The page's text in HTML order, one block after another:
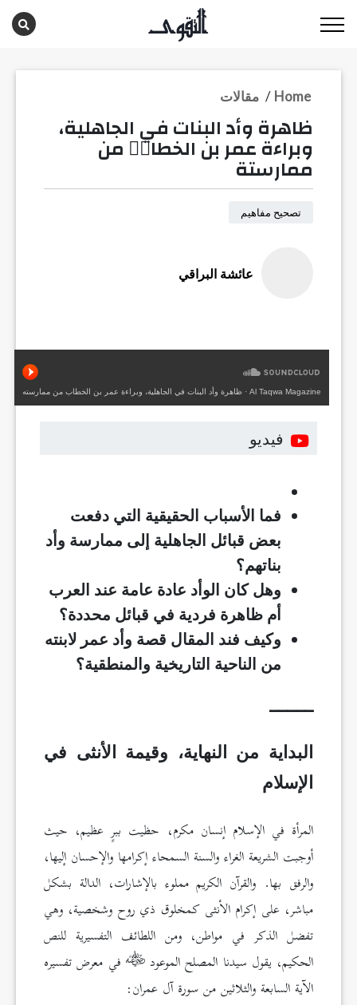
مقالات / Home
ظاهرة وأد البنات في الجاهلية،
وبراءة عمر بن الخطابؓ من
ممارستة
تصحيح مفاهيم
عائشة البراقي
Al Taqwa Magazine
· ظاهرة وأد البنات في الجاهلية، وبراءة عمر بن الخطاب من ممارسته
فيديو
فما الأسباب الحقيقية التي دفعت
بعض قبائل الجاهلية إلى ممارسة وأد
بناتهم؟
وهل كان الوأد عادة عامة عند العرب
أم ظاهرة فردية في قبائل محددة؟
وكيف فند المقال قصة وأد عمر لابنته
من الناحية التاريخية والمنطقية؟
البداية من النهاية، وقيمة الأنثى في
الإسلام
المرأة في الإسلام إنسان مكرم، حظيت ببرٍ عظيم، حيث
أوجبت الشريعة الغراء والسنة السمحاء إكرامها والإحسان إليها،
والرفق بها. والقرآن الكريم مملوء بالإشارات، الدالة بشكل
مباشر، على إكرام الأنثى كمخلوق ذي روح وشخصية، وهي
تفضل الذكر في مواطن، ومن اللطائف التفسيرية للنص
الحكيم، يقول سيدنا المصلح الموعود
في معرض تفسيره
الآية السابعة والثلاثين من سورة آل عمران: